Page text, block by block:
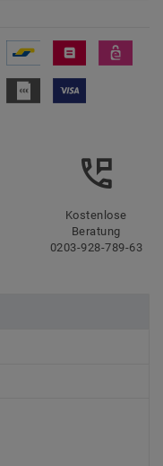
Kostenlose
Beratung
0203-928-789-63